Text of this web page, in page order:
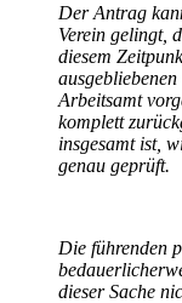
Der Antrag
Verein gelingt,
diesem
Arbeitsamt
komplett
insgesamt ist,
genau geprüft.
Die führenden
dieser Sache